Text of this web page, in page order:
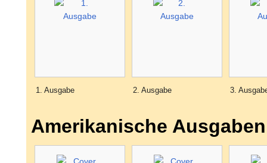
1. Ausgabe 2. Ausgabe 3.
Amerikanische Ausgaben